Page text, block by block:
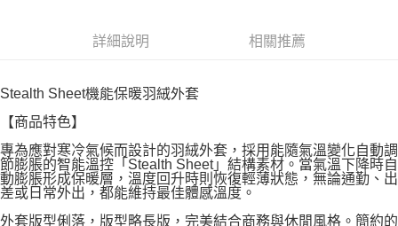
詳細說明 相關推薦
Stealth Sheet機能保暖羽絨外套
【商品特色】
專為應對寒冷氣候而設計的羽絨外套，採用能隨氣溫變化自動調
節膨脹的智能溫控「Stealth Sheet」結構素材。當氣溫下降時自
動膨脹形成保暖層，溫度回升時則恢復輕薄狀態，無論通勤、出
差或日常外出，都能維持最佳體感溫度。
外套版型俐落，版型略長版，完美結合商務與休閒風格。簡約的